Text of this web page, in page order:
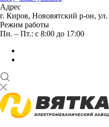
Адрес
г. Киров, Нововятский р-он,
Режим работы
Пн. – Пт.: с 8:00 до 17:00